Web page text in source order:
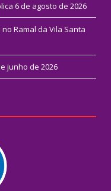
6 de agosto de 2026
Ramal da Vila Santa
junho de 2026